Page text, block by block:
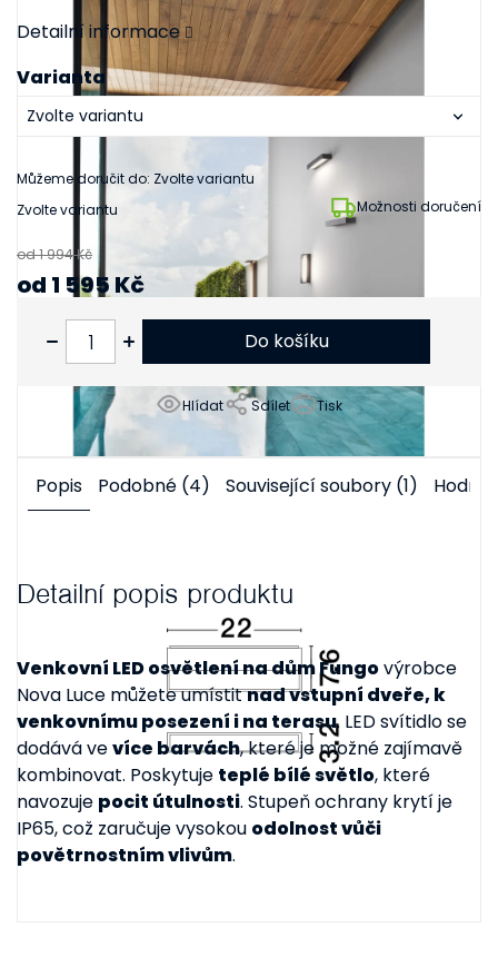
Zvolte variantu Možnosti doručení
Varianta
Můžeme doručit do: Zvolte variantu
Detailní informace
Tisk
Hlídat Sdílet
od 1 994 Kč
od 1 595 Kč
Do košíku
Popis Podobné (4) Související soubory (1)
Detailní popis produktu
Venkovní LED osvětlení na dům Fungovýrobce
Nova Luce můžete umístitnad vstupní dveře, k
venkovnímu posezení i na terasu. LED svítidlo se
dodává vevíce barvách, které je možné zajímavě
kombinovat. Poskytuje teplé bílé světlo, které
navozuje pocit útulnosti. Stupeň ochrany krytí je
IP65, což zaručuje vysokou odolnost vůči
povětrnostním vlivům.